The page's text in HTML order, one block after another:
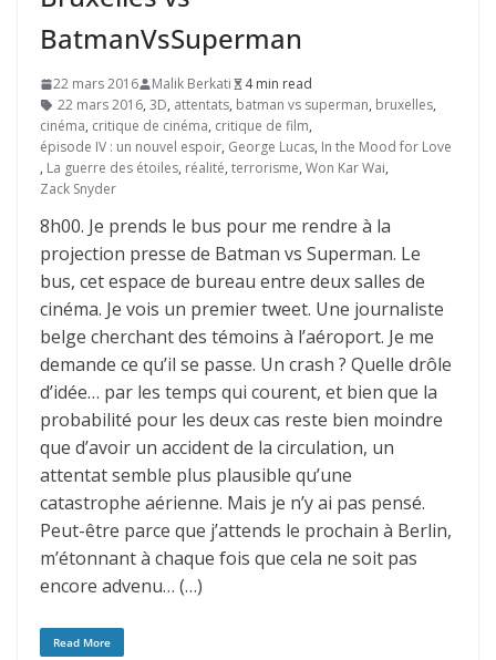
BatmanVsSuperman
22 mars 2016 Malik Berkati
4 min read
22 mars 2016, 3D, attentats, batman vs superman, bruxelles,
cinéma, critique de cinéma, critique de film,
épisode IV : un nouvel espoir, George Lucas, In the Mood for Love
, La guerre des étoiles, réalité, terrorisme, Won Kar Wai,
Zack Snyder
8h00. Je prends le bus pour me rendre à la
projection presse de Batman vs Superman. Le
bus, cet espace de bureau entre deux salles de
cinéma. Je vois un premier tweet. Une journaliste
belge cherchant des témoins à l’aéroport. Je me
demande ce qu’il se passe. Un crash ? Quelle drôle
d’idée… par les temps qui courent, et bien que la
probabilité pour les deux cas reste bien moindre
que d’avoir un accident de la circulation, un
attentat semble plus plausible qu’une
catastrophe aérienne. Mais je n’y ai pas pensé.
Peut-être parce que j’attends le prochain à Berlin,
m’étonnant à chaque fois que cela ne soit pas
encore advenu… (…)
Read More